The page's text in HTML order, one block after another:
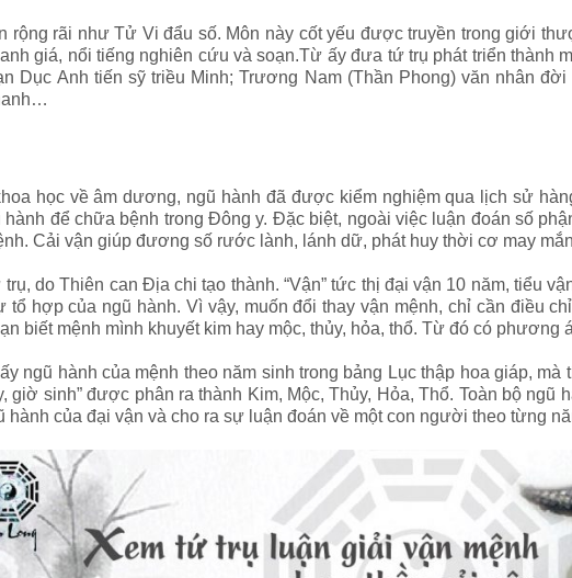
rộng rãi như Tử Vi đẩu số. Môn này cốt yếu được truyền trong giới
giá, nổi tiếng nghiên cứu và soạn.Từ ấy đưa tứ trụ phát triển thành
Dục Anh tiến sỹ triều Minh; Trương Nam (Thần Phong) văn nhân
học về âm dương, ngũ hành đã được kiểm nghiệm qua lịch sử
để chữa bệnh trong Đông y. Đặc biệt, ngoài việc luận đoán số
Cải vận giúp đương số rước lành, lánh dữ, phát huy thời cơ may
do Thiên can Địa chi tạo thành. “Vận” tức thị đại vận 10 năm, tiểu
tổ hợp của ngũ hành. Vì vậy, muốn đổi thay vận mệnh, chỉ cần điều
biết mệnh mình khuyết kim hay mộc, thủy, hỏa, thổ. Từ đó có
ngũ hành của mệnh theo năm sinh trong bảng Lục thập hoa giáp,
giờ sinh” được phân ra thành Kim, Mộc, Thủy, Hỏa, Thổ. Toàn bộ
của đại vận và cho ra sự luận đoán về một con người theo từng